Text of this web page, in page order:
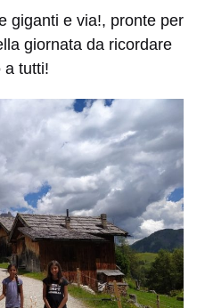
giganti e via!, pronte per
giornata da ricordare
a tutti!